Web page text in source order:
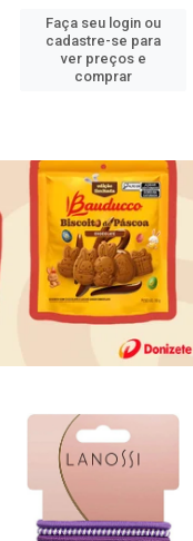
Faça seu login ou
cadastre-se para
ver preços e
comprar